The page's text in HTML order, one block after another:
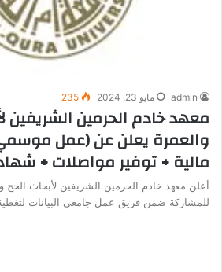
admin مايو 23, 2024 235
معهد خادم الحرمين الشريفين
والعمرة يعلن عن (عمل
مالية + توفير مواصلات +
أعلن معهد خادم الحرمين الشريفين لأبحاث
للمشاركة ضمن فريق عمل جامعي البيانات